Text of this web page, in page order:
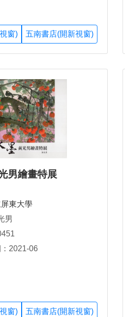
窗) 五南書店(開新視窗)
男繪畫特展
東大學
男
2021-06
窗) 五南書店(開新視窗)